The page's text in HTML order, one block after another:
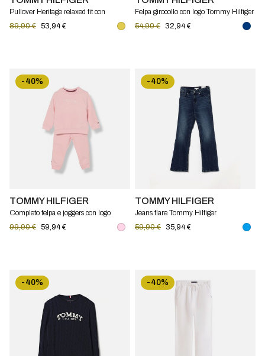
Pullover Heritage relaxed fit con
89,90 € 53,94 €
Felpa girocollo con logo Tommy Hilfiger
54,90 €
32,94 €
-40%
TOMMY HILFIGER
Completo felpa e joggers con logo
99,90 € 59,94 €
-40%
TOMMY HILFIGER
Jeans flare Tommy Hilfiger
59,90 €
35,94 €
-40% -40%